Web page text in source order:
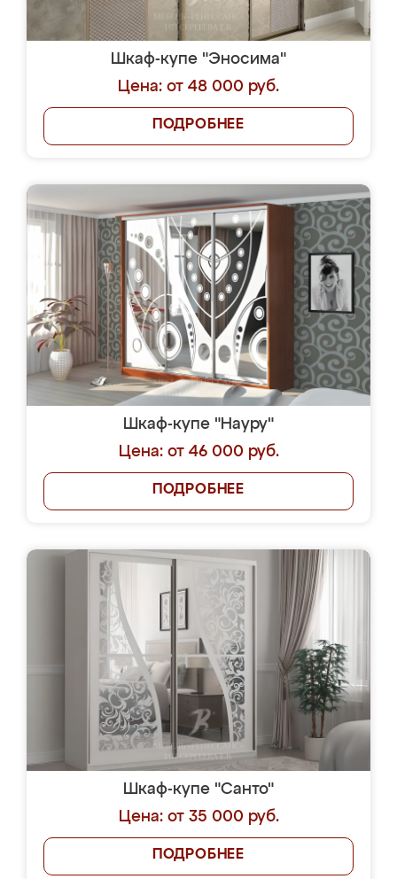
Шкаф-купе "Эносима"
Цена: от 48 000 руб.
ПОДРОБНЕЕ
Шкаф-купе "Науру"
Цена: от 46 000 руб.
ПОДРОБНЕЕ
Шкаф-купе "Санто"
Цена: от 35 000 руб.
ПОДРОБНЕЕ